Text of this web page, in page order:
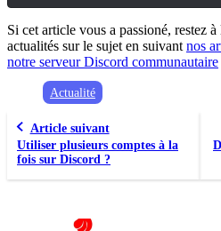
Si cet article vous a passioné, restez
actualités sur le sujet en suivant nos
notre serveur Discord communautaire
Actualité
Article suivant
Utiliser plusieurs comptes à la
fois sur Discord ?